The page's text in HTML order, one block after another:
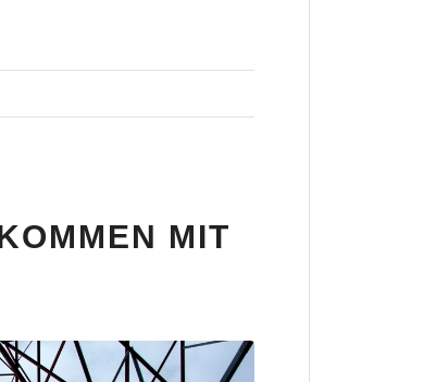
MIT